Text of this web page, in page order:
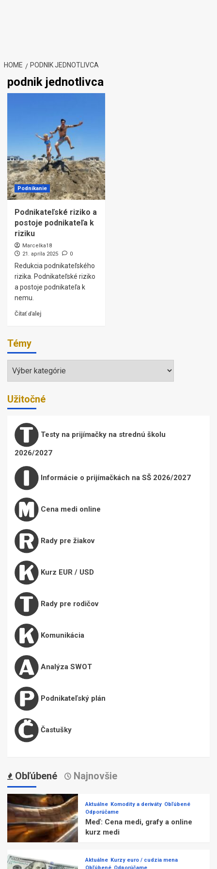
HOME PODNIK JEDNOTLIVCA
podnik jednotlivca
Podnikanie
Podnikateľské riziko a
postoje podnikateľa k
riziku
Marcelka18
21. apríla 2025
0
Redukcia podnikateľského
rizika. Podnikateľské riziko
a postoje podnikateľa k
nemu.
Čítať ďalej
Témy
Témy
Užitočné
Testy na prijímačky na strednú školu
2026/2027
Informácie o prijímačkách na SŠ 2026/2027
Cena medi online
Rady pre žiakov
Kurz EUR / USD
Rady pre rodičov
Komunikácia
Analýza SWOT
Podnikateľský plán
Častušky
Obľúbené Najnovšie
Aktuálne Komodity a deriváty Obľúbené
Odporúčame
Meď: Cena medi, grafy a online
kurz medi
Aktuálne Kurzy euro / cudzia mena
Obľúbené Odporúčame